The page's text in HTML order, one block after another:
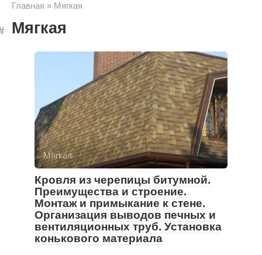
Главная » Мягкая
Мягкая
Мягкая
Кровля из черепицы битумной.
Преимущества и строение.
Монтаж и примыкание к стене.
Организация выводов печных и
вентиляционных труб. Установка
конькового материала